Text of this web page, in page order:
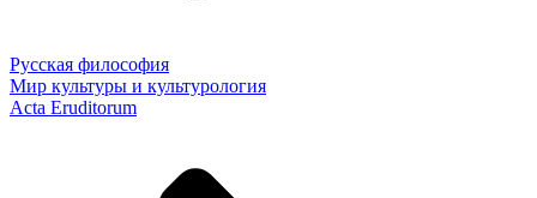
Русская философия
Мир культуры и культурология
Acta Eruditorum